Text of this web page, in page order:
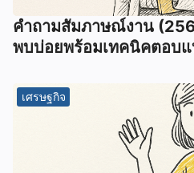
คำถามสัมภาษณ์งาน
พบบ่อยพร้อมเทคนิคตอบ
เศรษฐกิจ